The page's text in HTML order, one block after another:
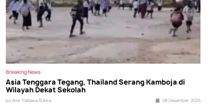
Breaking News
Asia Tenggara Tegang, Thailand Serang Kamboja di
Wilayah Dekat Sekolah
by Amir Pallawa Rukka 08 Desember, 2025